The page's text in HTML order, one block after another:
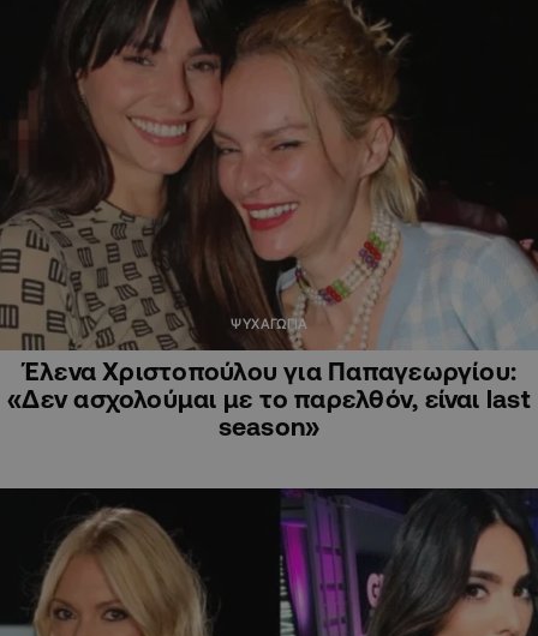
ΨΥΧΑΓΩΓΙΑ
Έλενα Χριστοπούλου για Παπαγεωργίου:
«Δεν ασχολούμαι με το παρελθόν, είναι last
season»